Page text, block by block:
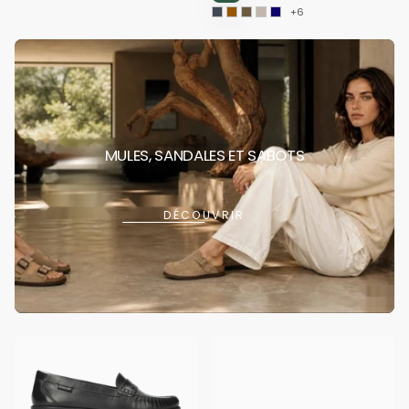
+6
MULES, SANDALES ET SABOTS
DÉCOUVRIR